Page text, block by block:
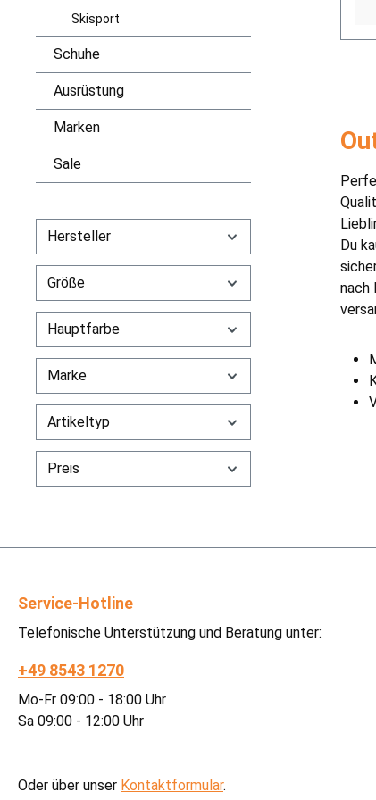
Skisport
Schuhe
Ausrüstung
Marken
Sale
Hersteller
Größe
Hauptfarbe
Marke
Artikeltyp
Preis
Du
nach
Service-Hotline
Telefonische Unterstützung und Beratung unter:
+49 8543 1270
Mo-Fr 09:00 - 18:00 Uhr
Sa 09:00 - 12:00 Uhr
Oder über unser Kontaktformular.